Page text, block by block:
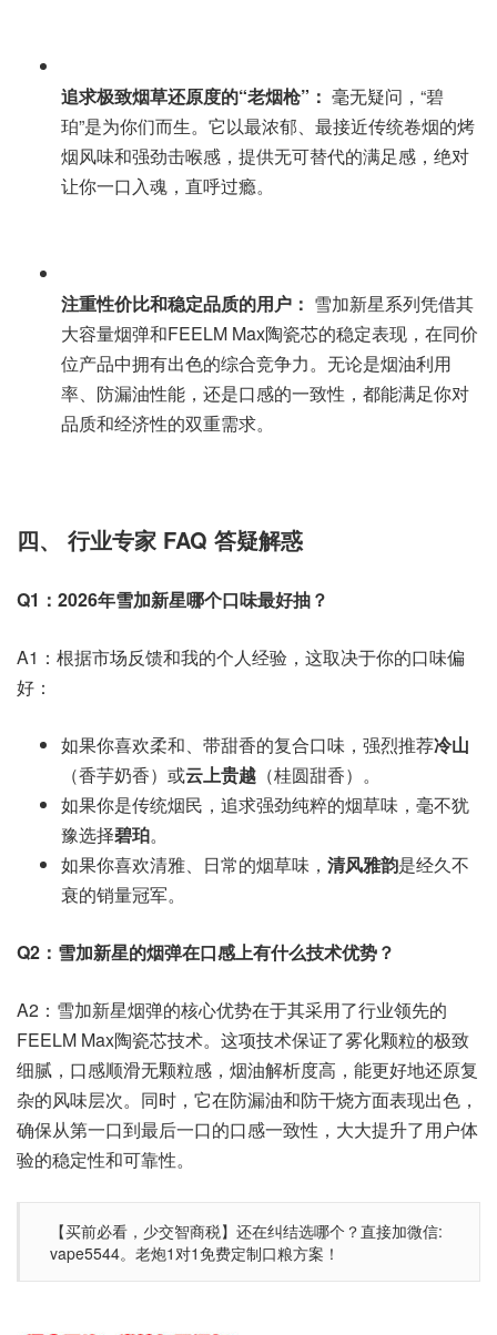
追求极致烟草还原度的“老烟枪”： 毫无疑问，“碧
珀”是为你们而生。它以最浓郁、最接近传统卷烟的烤
烟风味和强劲击喉感，提供无可替代的满足感，绝对
让你一口入魂，直呼过瘾。
注重性价比和稳定品质的用户： 雪加新星系列凭借其
大容量烟弹和FEELM Max陶瓷芯的稳定表现，在同价
位产品中拥有出色的综合竞争力。无论是烟油利用
率、防漏油性能，还是口感的一致性，都能满足你对
品质和经济性的双重需求。
四、 行业专家 FAQ 答疑解惑
Q1：2026年雪加新星哪个口味最好抽？
A1：根据市场反馈和我的个人经验，这取决于你的口味偏
好：
如果你喜欢柔和、带甜香的复合口味，强烈推荐冷山
（香芋奶香）或云上贵越 （桂圆甜香）。
如果你是传统烟民，追求强劲纯粹的烟草味，毫不犹
豫选择碧珀。
如果你喜欢清雅、日常的烟草味， 清风雅韵是经久不
衰的销量冠军。
Q2：雪加新星的烟弹在口感上有什么技术优势？
A2：雪加新星烟弹的核心优势在于其采用了行业领先的
FEELM Max陶瓷芯技术。这项技术保证了雾化颗粒的极致
细腻，口感顺滑无颗粒感，烟油解析度高，能更好地还原复
杂的风味层次。同时，它在防漏油和防干烧方面表现出色，
确保从第一口到最后一口的口感一致性，大大提升了用户体
验的稳定性和可靠性。
【买前必看，少交智商税】还在纠结选哪个？直接加微信:
vape5544。老炮1对1免费定制口粮方案！